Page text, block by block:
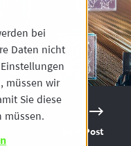
bei
Daten nicht
müssen wir
Sie diese
Next Post